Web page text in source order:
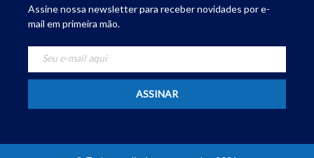
Assine nossa newsletter para receber novidades por e-
mail em primeira mão.